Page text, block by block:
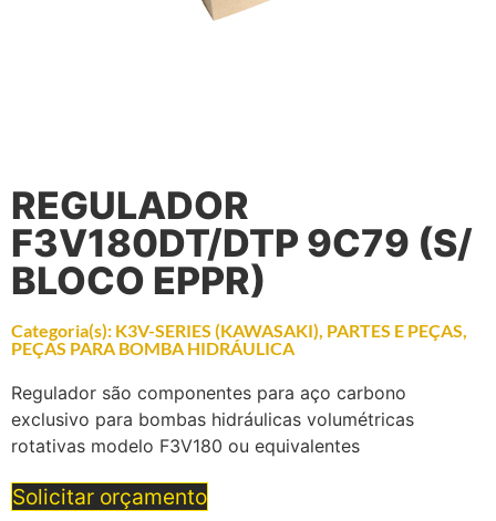
REGULADOR
F3V180DT/DTP 9C79 (S/
BLOCO EPPR)
Categoria(s): K3V-SERIES (KAWASAKI), PARTES E PEÇAS,
PEÇAS PARA BOMBA HIDRÁULICA
Regulador são componentes para aço carbono
exclusivo para bombas hidráulicas volumétricas
rotativas modelo F3V180 ou equivalentes
Solicitar orçamento